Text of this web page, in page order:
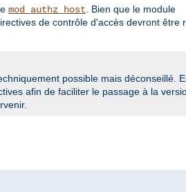
mod_authz_host. Bien que le module
de contrôle d'accès devront être
possible mais déconseillé.
afin de faciliter le passage à la